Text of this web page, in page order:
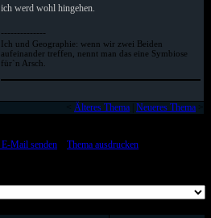
ich werd wohl hingehen.
--------------
Ich und Geographie: wenn wir zwei Beiden
aufeinander treffen, nennt man das eine Symbiose
für`n Arsch.
Älteres Thema| Neueres Thema>
E-Mail senden:: Thema ausdrucken]